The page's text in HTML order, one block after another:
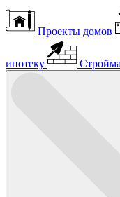
Проекты домов
ипотеку